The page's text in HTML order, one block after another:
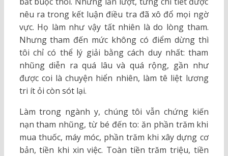
nêu ra trong kết luận điều tra đã xô đổ mọi ngờ
vực. Họ làm như vậy tất nhiên là do lòng tham.
Nhưng tham đến mức không có điểm dừng thì
tôi chỉ có thể lý giải bằng cách duy nhất: tham
nhũng diễn ra quá lâu và quá rộng, gần như
được coi là chuyện hiển nhiên, làm tê liệt lương
tri ít ỏi còn sót lại.
Làm trong ngành y, chúng tôi vẫn chứng kiến
nạn tham nhũng, từ bé đến to: ăn phần trăm khi
mua thuốc, máy móc, phần trăm khi xây dựng cơ
bản, tiền khi xin việc. Toàn tiền trăm triệu, tiền